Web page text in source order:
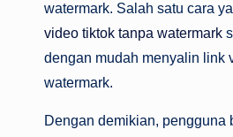
watermark. Salah satu cara
video tiktok tanpa watermark
dengan mudah menyalin link
watermark.
Dengan demikian, pengguna